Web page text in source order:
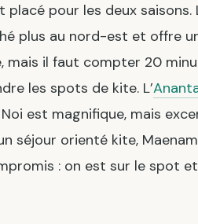
pour les deux saisons.
plus au nord-est et offre
mais il faut compter 20
les spots de kite. L’
est magnifique, mais
séjour orienté kite, Maenam
: on est sur le spot